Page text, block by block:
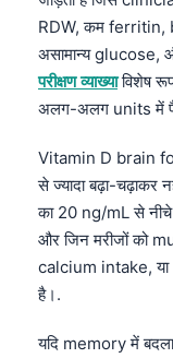
RDW, कम ferritin,
असामान्य glucose,
परीक्षण व्याख्याविशेष
अलग-अलग units में
Vitamin D brain
से ज्यादा बढ़ा-चढ़ाकर
का 20 ng/mL से
और जिन मरीजों को
calcium intake, या
है।.
यदि memory में